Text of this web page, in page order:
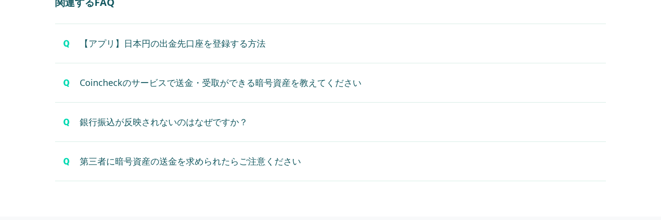
【アプリ】日本円の出金先口座を登録する方法
Coincheckのサービスで送金・受取ができる暗号資産を教えてください
銀行振込が反映されないのはなぜですか？
第三者に暗号資産の送金を求められたらご注意ください